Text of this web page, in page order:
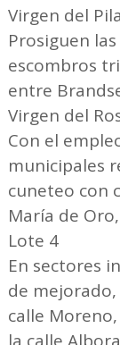
Virgen del
Prosiguen
escombros
entre
Virgen del
Con el
municipales
cuneteo con
María de
Lote 4
En sectores
de
calle
la calle